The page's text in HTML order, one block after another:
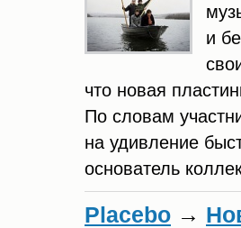
и
что новая
По словам
на удивление
основатель
Placebo →